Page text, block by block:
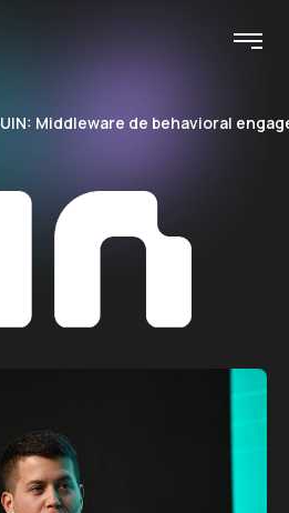
UIN: Middleware de behavioral